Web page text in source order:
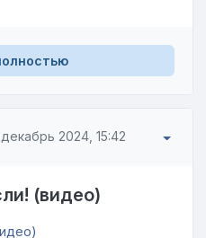
2024, 15:42
(видео)